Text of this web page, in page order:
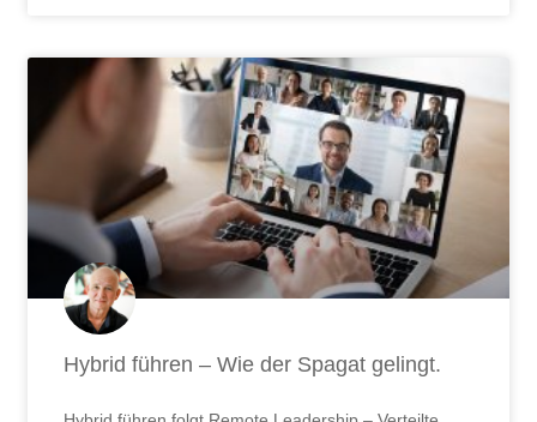
Hybrid führen – Wie der Spagat gelingt.